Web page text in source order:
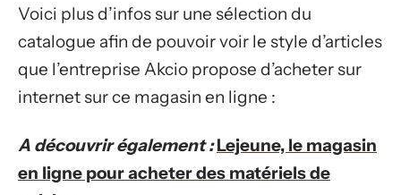
Voici plus d’infos sur une sélection du
catalogue afin de pouvoir voir le style d’articles
que l’entreprise Akcio propose d’acheter sur
internet sur ce magasin en ligne :
A découvrir également : Lejeune, le magasin
en ligne pour acheter des matériels de